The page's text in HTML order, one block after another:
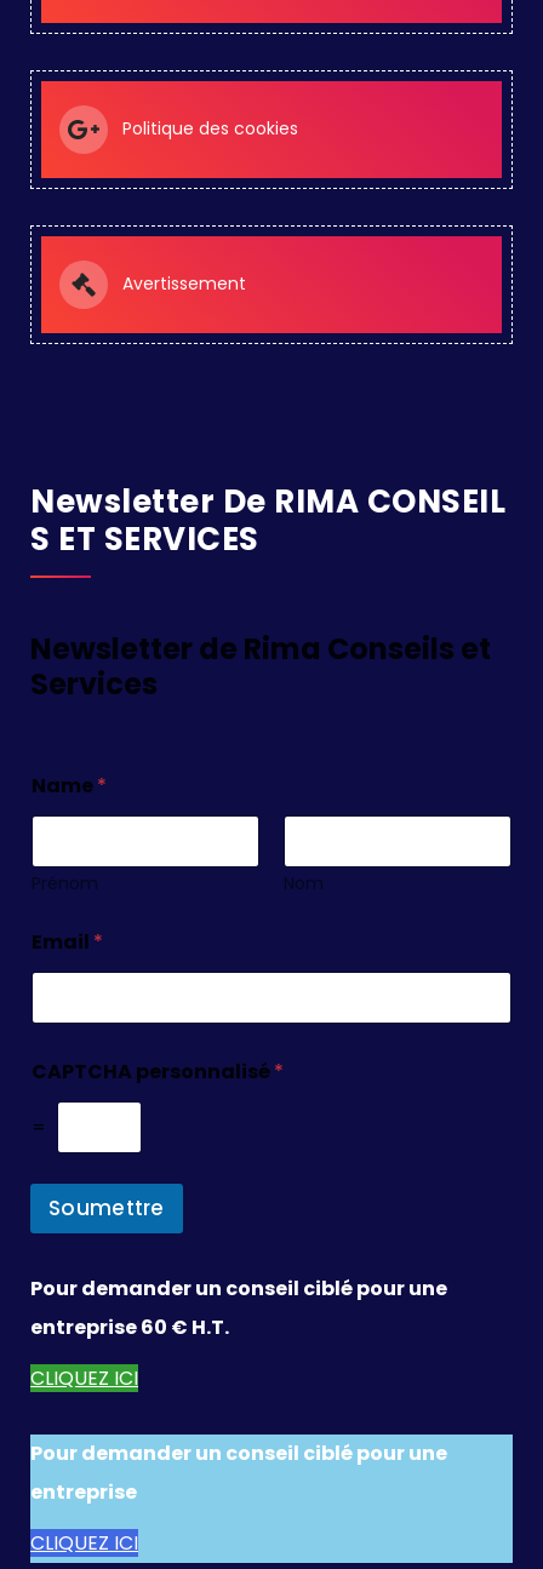
Politique des cookies
Avertissement
Newsletter De RIMA CONSEIL
S ET SERVICES
Newsletter de Rima Conseils et
Services
Name*
Prénom Nom
Email *
CAPTCHA personnalisé*
=
Soumettre
Pour demander un conseil ciblé pour une
entreprise 60 € H.T.
CLIQUEZ ICI
Pour demander un conseil ciblé pour une
entreprise
CLIQUEZ ICI